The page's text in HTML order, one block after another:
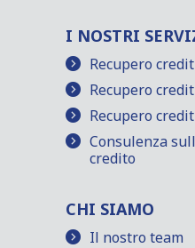
I NOSTRI
Recupero
Recupero
Recupero
Consulenza
credito
CHI SIAMO
Il nostro team